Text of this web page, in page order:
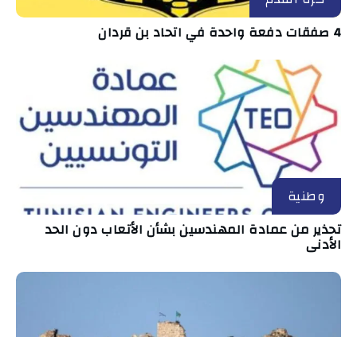
4 صفقات دفعة واحدة في اتحاد بن قردان
وطنية
تحذير من عمادة المهندسين بشأن الأتعاب دون الحد
الأدنى